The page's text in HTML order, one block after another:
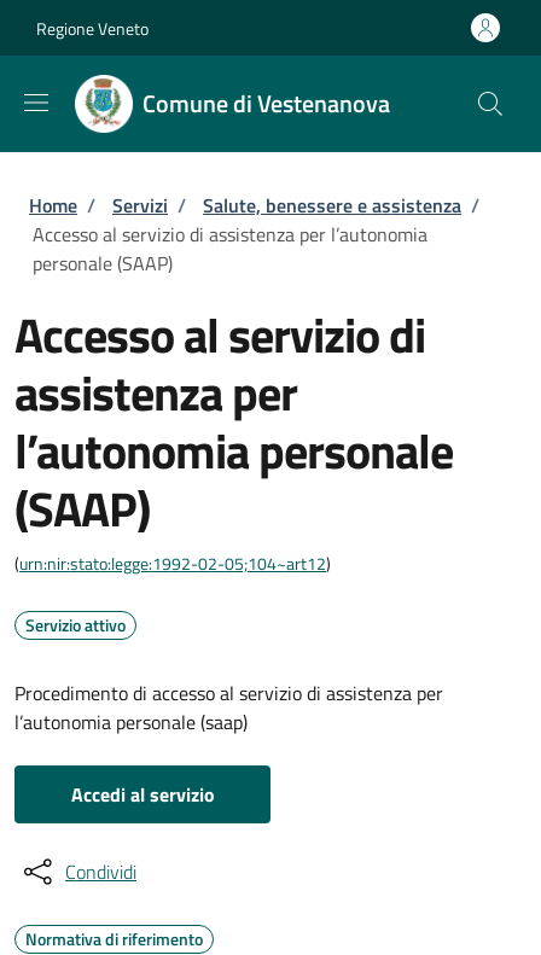
Regione Veneto
Comune di Vestenanova
Briciole di pane
Home / Servizi / Salute, benessere e assistenza /
Accesso al servizio di assistenza per l’autonomia
personale (SAAP)
Accesso al servizio di
assistenza per
l’autonomia personale
(SAAP)
(urn:nir:stato:legge:1992-02-05;104~art12)
Servizio attivo
Procedimento di accesso al servizio di assistenza per
l’autonomia personale (saap)
Accedi al servizio
Condividi
Normativa di riferimento